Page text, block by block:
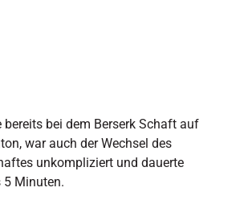
bereits bei dem Berserk Schaft auf
war auch der Wechsel des
unkompliziert und dauerte
5 Minuten.